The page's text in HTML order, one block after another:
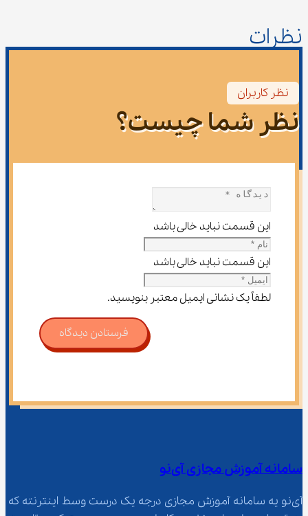
نظرات
نظر کاربران
نظر شما چیست؟
این قسمت نباید خالی باشد
این قسمت نباید خالی باشد
لطفاً یک نشانی ایمیل معتبر بنویسید.
فرستادن دیدگاه
سامانه آموزش مجازی آی‌نو
آی‌نو یه سامانه آموزش مجازی درجه یک درست وسط اینترنته که